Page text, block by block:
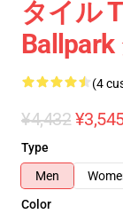
タイル
(4
¥4,432
Type
Men
Color